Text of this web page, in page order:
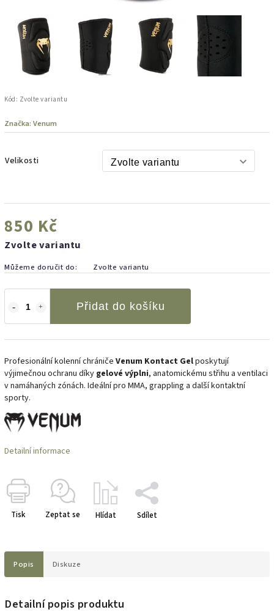
Kód: Zvolte variantu
Značka: Venum
Velikosti
850 Kč
Zvolte variantu
Můžeme doručit do: Zvolte variantu
Přidat do košíku
Profesionální kolenní chrániče Venum Kontact Gelposkytují
výjimečnou ochranu díky gelové výplni, anatomickému střihu a ventilaci
v namáhaných zónách. Ideální pro MMA, grappling a další kontaktní
sporty.
Detailní informace
Tisk Zeptat se Hlídat Sdílet
Popis Diskuze
Detailní popis produktu